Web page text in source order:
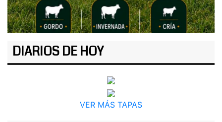
DIARIOS DE HOY
VER MÁS TAPAS